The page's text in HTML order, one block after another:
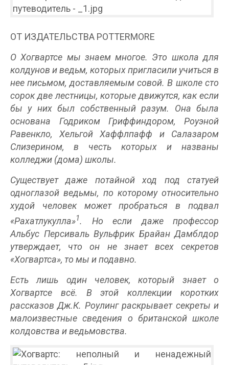
ОТ ИЗДАТЕЛЬСТВА POTTERMORE
О Хогвартсе мы знаем многое. Это школа для
колдунов и ведьм, которых пригласили учиться в
нее письмом, доставляемым совой. В школе сто
сорок две лестницы, которые движутся, как если
бы у них был собственный разум. Она была
основана Годриком Гриффиндором, Роуэной
Равенкло, Хельгой Хаффлпафф и Салазаром
Слизерином, в честь которых и названы
колледжи (дома) школы.
Существует даже потайной ход под статуей
одноглазой ведьмы, по которому относительно
худой человек может пробраться в подвал
«Рахатлукулла»1. Но если даже профессор
Альбус Персиваль Вульфрик Брайан Дамблдор
утверждает, что он не знает всех секретов
«Хогвартса», то мы и подавно.
Есть лишь один человек, который знает о
Хогвартсе всё. В этой коллекции коротких
рассказов Дж.К. Роулинг раскрывает секреты и
малоизвестные сведения о британской школе
колдовства и ведьмовства.